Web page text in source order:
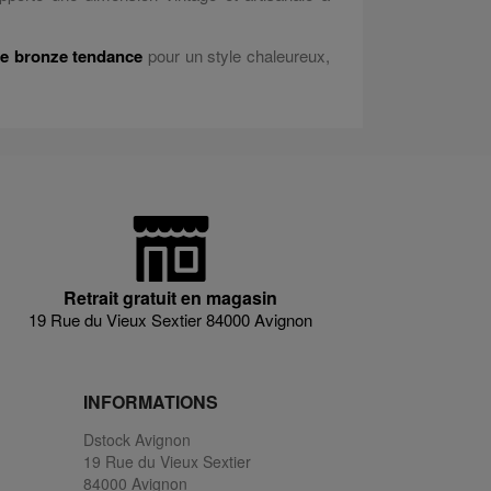
bronze tendance pour un style chaleureux,
Retrait gratuit en magasin
19 Rue du Vieux Sextier 84000 Avignon
INFORMATIONS
Dstock Avignon
19 Rue du Vieux Sextier
84000 Avignon